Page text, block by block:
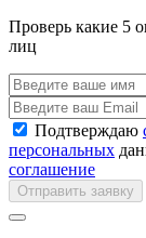
Проверь какие 5
лиц
Подтверждаю
персональных
соглашение
Отправить заявку